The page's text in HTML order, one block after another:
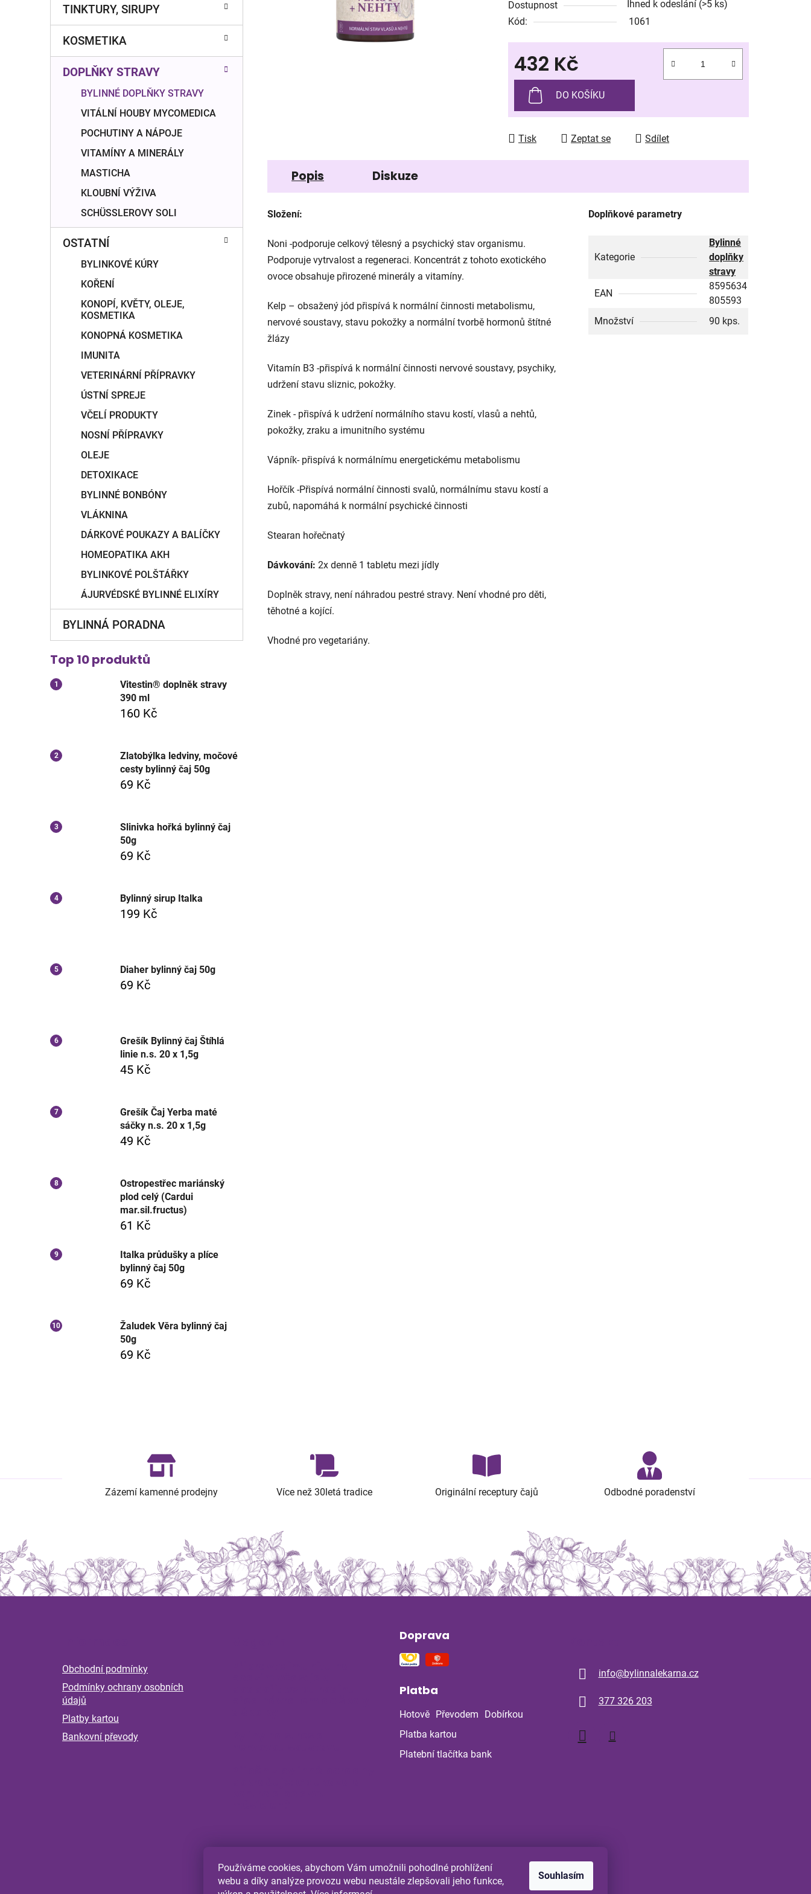
Používáme cookies, abychom Vám umožnili pohodlné prohlížení
webu a díky analýze provozu webu neustále zlepšovali jeho funkce,
Souhlasím
TINKTURY, SIRUPY
KOSMETIKA
DOPLŇKY STRAVY
BYLINNÉ DOPLŇKY STRAVY
VITÁLNÍ HOUBY MYCOMEDICA
POCHUTINY A NÁPOJE
VITAMÍNY A MINERÁLY
MASTICHA
KLOUBNÍ VÝŽIVA
SCHÜSSLEROVY SOLI
OSTATNÍ
BYLINKOVÉ KÚRY
KOŘENÍ
KONOPÍ, KVĚTY, OLEJE,
KOSMETIKA
KONOPNÁ KOSMETIKA
IMUNITA
VETERINÁRNÍ PŘÍPRAVKY
ÚSTNÍ SPREJE
VČELÍ PRODUKTY
NOSNÍ PŘÍPRAVKY
OLEJE
DETOXIKACE
BYLINNÉ BONBÓNY
VLÁKNINA
DÁRKOVÉ POUKAZY A BALÍČKY
HOMEOPATIKA AKH
BYLINKOVÉ POLŠTÁŘKY
ÁJURVÉDSKÉ BYLINNÉ ELIXÍRY
BYLINNÁ PORADNA
Top 10 produktů
Vitestin® doplněk stravy
390 ml
160 Kč
Zlatobýlka ledviny, močové
cesty bylinný čaj 50g
69 Kč
Slinivka hořká bylinný čaj
50g
69 Kč
Bylinný sirup Italka
199 Kč
Diaher bylinný čaj 50g
69 Kč
Grešík Bylinný čaj Štíhlá
linie n.s. 20 x 1,5g
45 Kč
Grešík Čaj Yerba maté
sáčky n.s. 20 x 1,5g
49 Kč
Ostropestřec mariánský
plod celý (Cardui
mar.sil.fructus)
61 Kč
Italka průdušky a plíce
bylinný čaj 50g
69 Kč
Žaludek Věra bylinný čaj
50g
69 Kč
je
0,0
z
hvězdiček.
Dostupnost Ihned k odeslání (>5 ks)
Kód:
1061
432 Kč
Měrná cena:
DO KOŠÍKU
Tisk Zeptat se Sdílet
Popis Diskuze
Složení:
Noni -podporuje celkový tělesný a psychický stav organismu.
Podporuje vytrvalost a regeneraci. Koncentrát z tohoto exotického
ovoce obsahuje přirozené minerály a vitamíny.
Kelp – obsažený jód přispívá k normální činnosti metabolismu,
nervové soustavy, stavu pokožky a normální tvorbě hormonů štítné
žlázy
Vitamín B3 -přispívá k normální činnosti nervové soustavy, psychiky,
udržení stavu sliznic, pokožky.
Zinek - přispívá k udržení normálního stavu kostí, vlasů a nehtů,
pokožky, zraku a imunitního systému
Vápník- přispívá k normálnímu energetickému metabolismu
Hořčík -Přispívá normální činnosti svalů, normálnímu stavu kostí a
zubů, napomáhá k normální psychické činnosti
Stearan hořečnatý
Dávkování: 2x denně 1 tabletu mezi jídly
Doplněk stravy, není náhradou pestré stravy. Není vhodné pro děti,
těhotné a kojící.
Vhodné pro vegetariány.
Doplňkové parametry
Kategorie
Bylinné
doplňky
stravy
EAN
8595634
805593
Množství
90 kps.
Zázemí kamenné prodejny Více než 30letá tradice Originální receptury čajů Odbodné poradenství
Obchodní podmínky
Podmínky ochrany osobních
údajů
Platby kartou
Bankovní převody
Doprava
Platba
Hotově Převodem
Dobírkou
Platba kartou
Platební tlačítka bank
info@bylinnalekarna.cz
377 326 203
Shoptet.cz Comgate.cz